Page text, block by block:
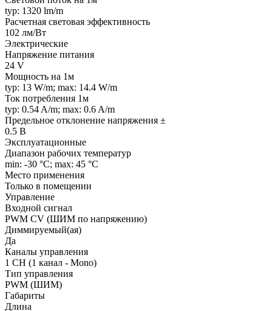
typ: 1320 lm/m
Расчетная световая эффективность
102 лм/Вт
Электрические
Напряжение питания
24 V
Мощность на 1м
typ: 13 W/m; max: 14.4 W/m
Ток потребления 1м
typ: 0.54 A/m; max: 0.6 A/m
Предельное отклонение напряжения ±
0.5 В
Эксплуатационные
Диапазон рабочих температур
min: -30 °C; max: 45 °C
Место применения
Только в помещении
Управление
Входной сигнал
PWM СV (ШИМ по напряжению)
Диммируемый(ая)
Да
Каналы управления
1 CH (1 канал - Mono)
Тип управления
PWM (ШИМ)
Габариты
Длина